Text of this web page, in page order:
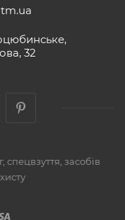
32
засобів